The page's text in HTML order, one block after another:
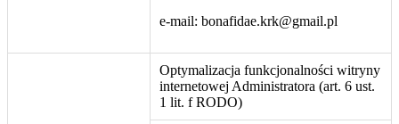
e-mail: bonafidae.krk@gmail.pl
Optymalizacja funkcjonalności witryny
internetowej Administratora (art. 6 ust.
1 lit. f RODO)